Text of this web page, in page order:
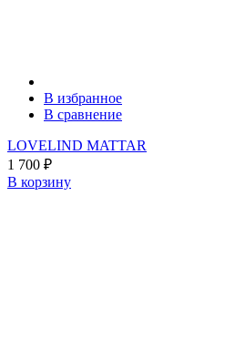
В избранное
В сравнение
LOVELIND MATTAR
1 700 ₽
В корзину